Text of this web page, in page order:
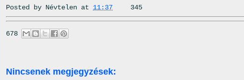
Posted by Névtelen at 11:37 345
678
Nincsenek megjegyzések: